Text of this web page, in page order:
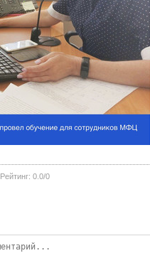
Рейтинг: 0.0/0